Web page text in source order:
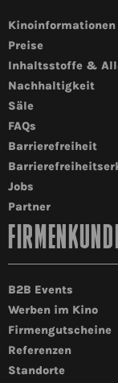
Preise
Inhaltsstoffe &
Nachhaltigkeit
Säle
FAQs
Barrierefreiheit
Jobs
Partner
B2B Events
Werben im Kino
Firmengutscheine
Referenzen
Standorte